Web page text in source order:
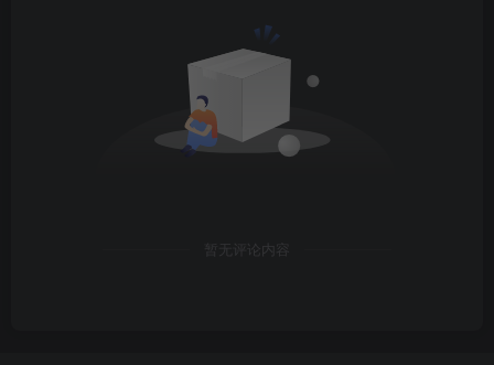
暂无评论内容